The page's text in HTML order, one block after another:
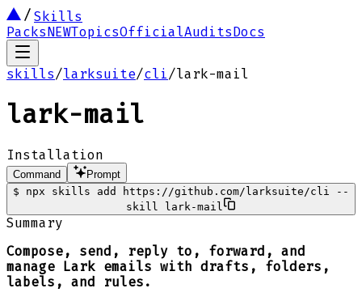
Skills
PacksNEWTopicsOfficialAuditsDocs
skills/larksuite/cli/lark-mail
lark-mail
Installation
Command
Prompt
$
npx skills add https://github.com/larksuite/cli --
skill lark-mail
Summary
Compose, send, reply to, forward, and
manage Lark emails with drafts, folders,
labels, and rules.